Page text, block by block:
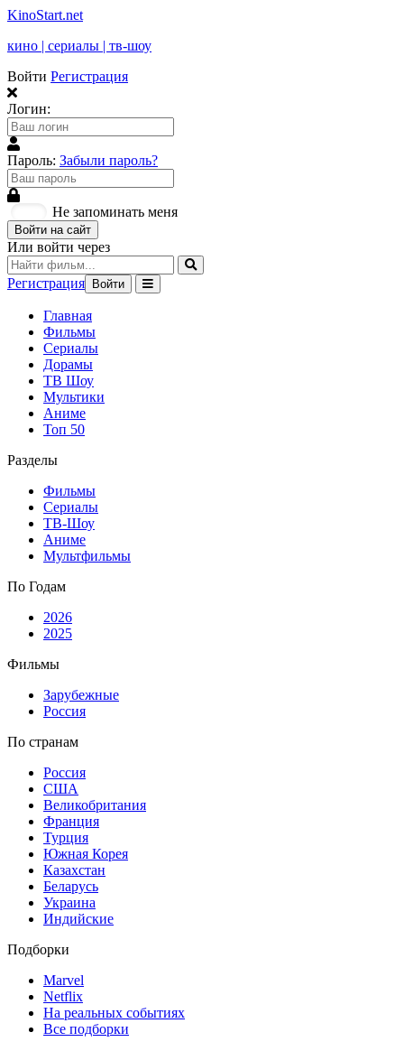
KinoStart.net
кино | сериалы | тв-шоу
Войти Регистрация
Логин:
Пароль: Забыли пароль?
Не запоминать меня
Войти на сайт
Или войти через
Регистрация Войти
Главная
Фильмы
Сериалы
Дорамы
ТВ Шоу
Мультики
Аниме
Топ 50
Разделы
Фильмы
Сериалы
ТВ-Шоу
Аниме
Мультфильмы
По Годам
2026
2025
Фильмы
Зарубежные
Россия
По странам
Россия
США
Великобритания
Франция
Турция
Южная Корея
Казахстан
Беларусь
Украина
Индийские
Подборки
Marvel
Netflix
На реальных событиях
Все подборки